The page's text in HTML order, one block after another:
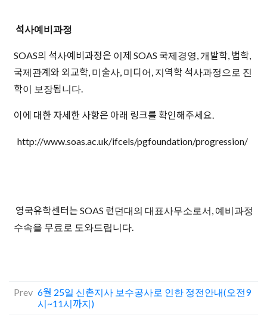
석사예비과정
SOAS의 석사예비과정은 이제 SOAS 국제경영, 개발학, 법학,
국제관계와 외교학, 미술사, 미디어, 지역학 석사과정으로 진
학이 보장됩니다.
이에 대한 자세한 사항은 아래 링크를 확인해주세요.
http://www.soas.ac.uk/ifcels/pgfoundation/progression/
영국유학센터는 SOAS 런던대의 대표사무소로서, 예비과정
수속을 무료로 도와드립니다.
Prev 6월 25일 신촌지사 보수공사로 인한 정전안내(오전9
시~11시까지)